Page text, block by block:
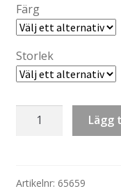
Färg
Storlek
Hoodie:
(svart
Lägg
Artikelnr: 65659